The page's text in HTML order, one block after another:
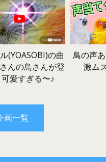
(YOASOBI)の曲
んの鳥さんが登
愛すぎる〜♪
鳥の声
激ム
画一覧